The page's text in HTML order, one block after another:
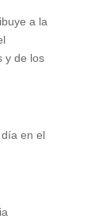
a la
y de los
en el